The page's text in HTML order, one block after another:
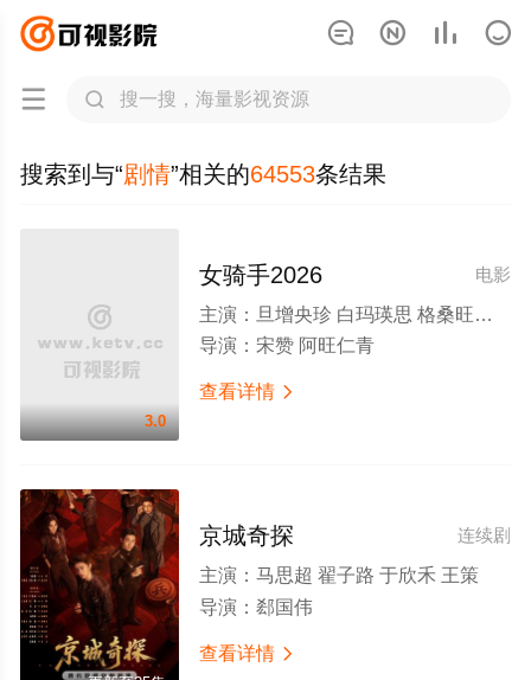
   
 
搜索到与“剧情”相关的64553条结果
3.0
电影
女骑手2026
主演： 旦增央珍 白玛瑛思 格桑旺姆 次真
导演： 宋赞 阿旺仁青
查看详情 
连续剧
京城奇探
主演： 马思超 翟子路 于欣禾 王策
导演： 郄国伟
查看详情 